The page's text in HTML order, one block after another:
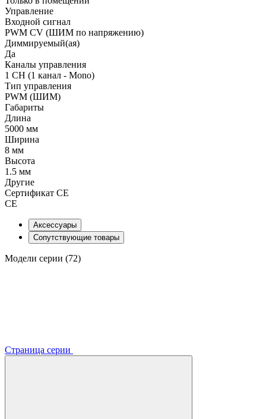
Управление
Входной сигнал
PWM СV (ШИМ по напряжению)
Диммируемый(ая)
Да
Каналы управления
1 CH (1 канал - Mono)
Тип управления
PWM (ШИМ)
Габариты
Длина
5000 мм
Ширина
8 мм
Высота
1.5 мм
Другие
Сертификат CE
CE
Аксессуары
Сопутствующие товары
Модели серии (72)
Страница серии